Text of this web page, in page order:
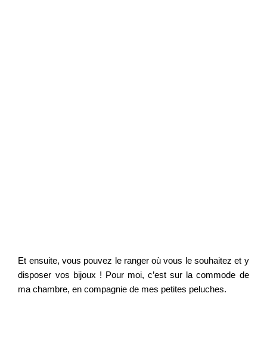
Et ensuite, vous pouvez le ranger où vous le souhaitez et y
disposer vos bijoux ! Pour moi, c’est sur la commode de
ma chambre, en compagnie de mes petites peluches.